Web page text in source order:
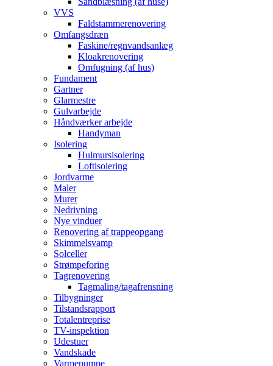
VVS
Faldstammerenovering
Omfangsdræn
Faskine/regnvandsanlæg
Kloakrenovering
Omfugning (af hus)
Fundament
Gartner
Glarmestre
Gulvarbejde
Håndværker arbejde
Handyman
Isolering
Hulmursisolering
Loftisolering
Jordvarme
Maler
Murer
Nedrivning
Nye vinduer
Renovering af trappeopgang
Skimmelsvamp
Solceller
Strømpeforing
Tagrenovering
Tagmaling/tagafrensning
Tilbygninger
Tilstandsrapport
Totalentreprise
TV-inspektion
Udestuer
Vandskade
Varmepumpe